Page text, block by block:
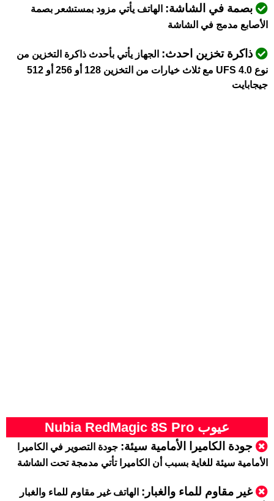
بصمة في الشاشة: الهاتف يأتي مزود بمستشعر بصمة
الأصابع مدمج في الشاشة
ذاكرة تخزين احدث: الجهاز يأتي بأحدث ذاكرة التخزين من
نوع UFS 4.0 مع ثلاث خيارات من التخزين 128 أو 256 أو 512
جيجابايت
عيوب Nubia RedMagic 8S Pro
جودة الكاميرا الأمامية سيئة: جودة التصوير في الكاميرا
الأمامية سيئة للغاية بسبب أن الكاميرا تأتي مدمجة تحت الشاشة
غير مقاوم للماء والغبار: الهاتف غير مقاوم للماء والغبار